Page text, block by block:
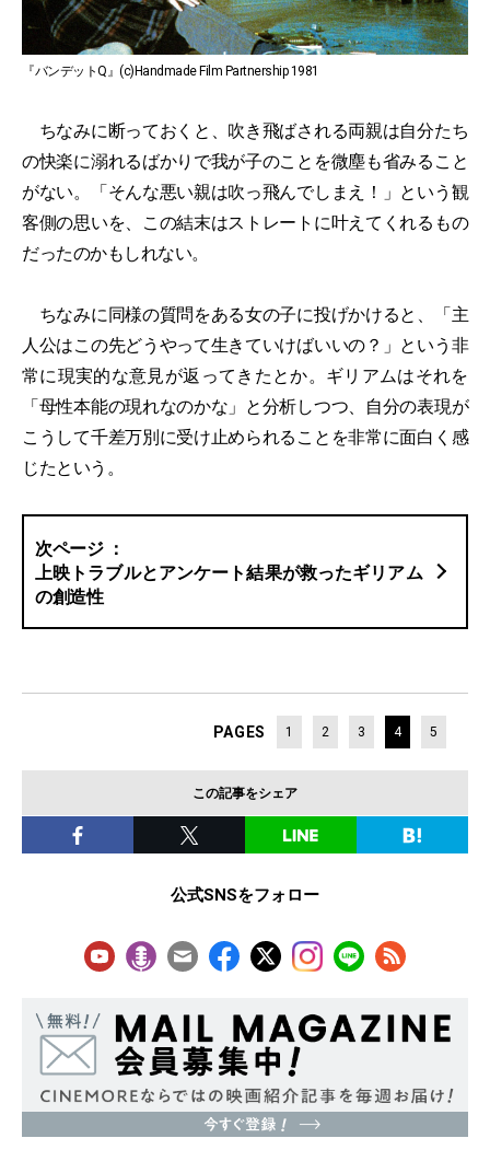
『バンデットQ』(c)Handmade Film Partnership 1981
ちなみに断っておくと、吹き飛ばされる両親は自分たち
の快楽に溺れるばかりで我が子のことを微塵も省みること
がない。「そんな悪い親は吹っ飛んでしまえ！」という観
客側の思いを、この結末はストレートに叶えてくれるもの
だったのかもしれない。
ちなみに同様の質問をある女の子に投げかけると、「主
人公はこの先どうやって生きていけばいいの？」という非
常に現実的な意見が返ってきたとか。ギリアムはそれを
「母性本能の現れなのかな」と分析しつつ、自分の表現が
こうして千差万別に受け止められることを非常に面白く感
じたという。
上映トラブルとアンケート結果が救ったギリアム
の創造性
PAGES 1 2 3 4 5
この記事をシェア
公式SNSをフォロー